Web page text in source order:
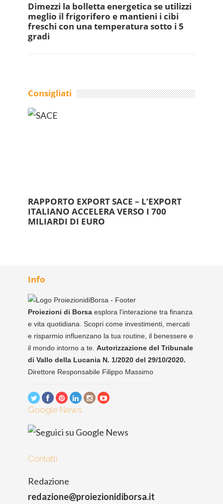
Dimezzi la bolletta energetica se utilizzi
meglio il frigorifero e mantieni i cibi
freschi con una temperatura sotto i 5
gradi
Consigliati
RAPPORTO EXPORT SACE – L’EXPORT
ITALIANO ACCELERA VERSO I 700
MILIARDI DI EURO
Info
Proiezioni di Borsa esplora l'interazione tra finanza
e vita quotidiana. Scopri come investimenti, mercati
e risparmio influenzano la tua routine, il benessere e
il mondo intorno a te. Autorizzazione del Tribunale
di Vallo della Lucania N. 1/2020 del 29/10/2020.
Direttore Responsabile Filippo Massimo
Google News
Contatti
Redazione
redazione@proiezionidiborsa.it